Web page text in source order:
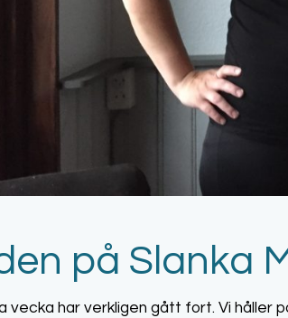
på Slanka
vecka har verkligen gått fort. Vi håller